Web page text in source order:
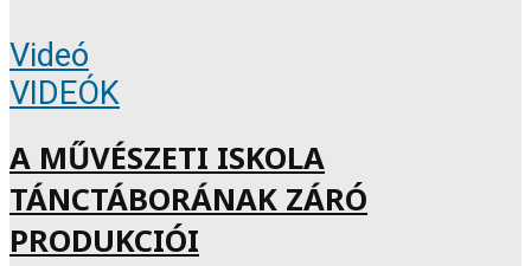
Videó
VIDEÓK
A MŰVÉSZETI ISKOLA
TÁNCTÁBORÁNAK ZÁRÓ
PRODUKCIÓI